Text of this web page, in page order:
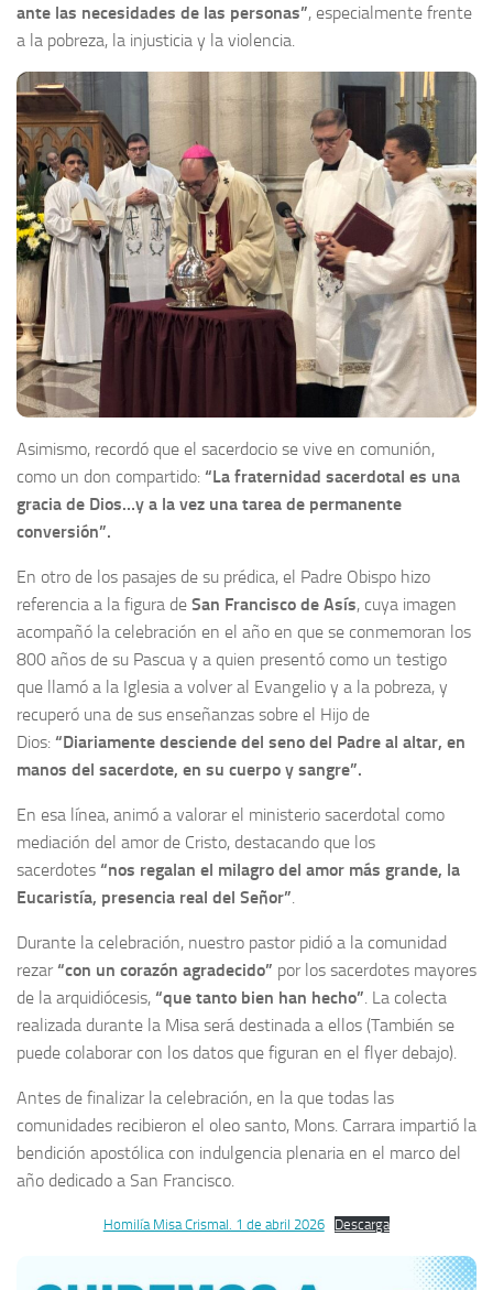
ante las necesidades de las personas”, especialmente frente
a la pobreza, la injusticia y la violencia.
Asimismo, recordó que el sacerdocio se vive en comunión,
como un don compartido: “La fraternidad sacerdotal es una
gracia de Dios…y a la vez una tarea de permanente
conversión”.
En otro de los pasajes de su prédica, el Padre Obispo hizo
referencia a la figura de San Francisco de Asís, cuya imagen
acompañó la celebración en el año en que se conmemoran los
800 años de su Pascua y a quien presentó como un testigo
que llamó a la Iglesia a volver al Evangelio y a la pobreza, y
recuperó una de sus enseñanzas sobre el Hijo de
Dios: “Diariamente desciende del seno del Padre al altar, en
manos del sacerdote, en su cuerpo y sangre”.
En esa línea, animó a valorar el ministerio sacerdotal como
mediación del amor de Cristo, destacando que los
sacerdotes “nos regalan el milagro del amor más grande, la
Eucaristía, presencia real del Señor”
Durante la celebración, nuestro pastor pidió a la comunidad
rezar“con un corazón agradecido” por los sacerdotes mayores
de la arquidiócesis, “que tanto bien han hecho” . La colecta
realizada durante la Misa será destinada a ellos (También se
puede colaborar con los datos que figuran en el flyer debajo).
Antes de finalizar la celebración, en la que todas las
comunidades recibieron el oleo santo, Mons. Carrara impartió la
bendición apostólica con indulgencia plenaria en el marco del
año dedicado a San Francisco.
Homilía Misa Crismal. 1 de abril 2026 Descarga